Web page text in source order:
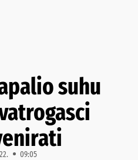
suhu
09:05